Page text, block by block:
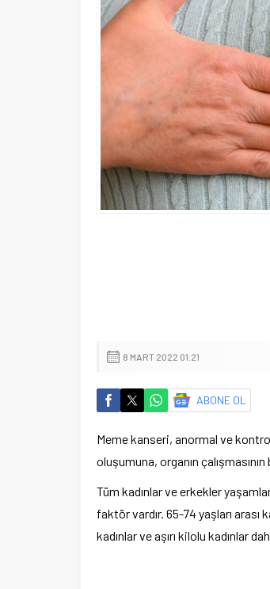
8 MART 2022 01:21
ABONE OL
Meme kanseri, anormal ve
oluşumuna, organın
Tüm kadınlar ve erkekler
faktör vardır. 65-74 yaşları
kadınlar ve aşırı kilolu kadınlar